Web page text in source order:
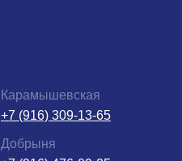
Добрыня
+7 (916) 309-13-65
Карамышевская